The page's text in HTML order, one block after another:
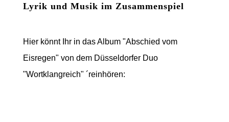
Lyrik und Musik im Zusammenspiel
Hier könnt Ihr in das Album "Abschied vom
Eisregen" von dem Düsseldorfer Duo
"Wortklangreich" ´reinhören: